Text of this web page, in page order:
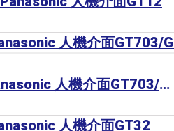
Panasonic 人機介面GT703/GT704